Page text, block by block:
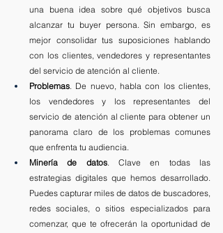
una buena idea sobre qué objetivos busca
alcanzar tu buyer persona. Sin embargo, es
mejor consolidar tus suposiciones hablando
con los clientes, vendedores y representantes
del servicio de atención al cliente.
Problemas . De nuevo, habla con los clientes,
los vendedores y los representantes del
servicio de atención al cliente para obtener un
panorama claro de los problemas comunes
que enfrenta tu audiencia.
Minería de datos. Clave en todas las
estrategias digitales que hemos desarrollado.
Puedes capturar miles de datos de buscadores,
redes sociales, o sitios especializados para
comenzar, que te ofrecerán la oportunidad de